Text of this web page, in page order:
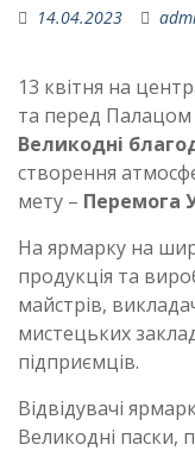
14.04.2023
13 квітня на
та перед Палацом
Великодні
створення
мету – Перемога
На ярмарку на
продукція та
майстрів,
мистецьких
підприємців.
Відвідувачі
Великодні паски,